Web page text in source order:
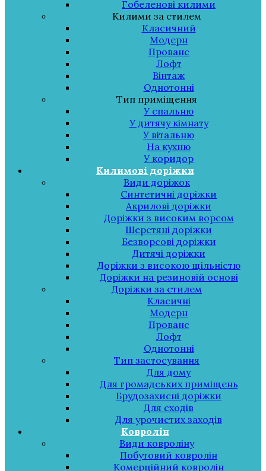
Гобеленові килими
Килими за стилем
Класичний
Модерн
Прованс
Лофт
Вінтаж
Однотонні
Тип приміщення
У спальню
У дитячу кімнату
У вітальню
На кухню
У коридор
Килимові доріжки
Види доріжок
Синтетичні доріжки
Акрилові доріжки
Доріжки з високим ворсом
Шерстяні доріжки
Безворсові доріжки
Дитячі доріжки
Доріжки з високою щільністю
Доріжки на резиновій основі
Доріжки за стилем
Класичні
Модерн
Прованс
Лофт
Однотонні
Тип застосування
Для дому
Для громадських приміщень
Брудозахисні доріжки
Для сходів
Для урочистих заходів
Ковролін
Види ковроліну
Побутовий ковролін
Комерційний ковролін